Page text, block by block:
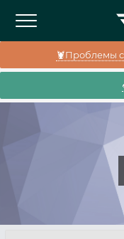
🦞Проблемы